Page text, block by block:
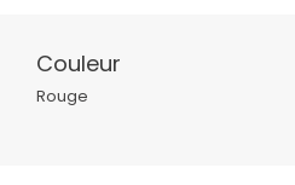
Couleur
Rouge